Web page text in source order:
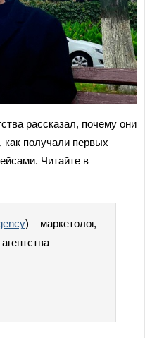
рассказал, почему они
как получали первых
Читайте в
) – маркетолог,